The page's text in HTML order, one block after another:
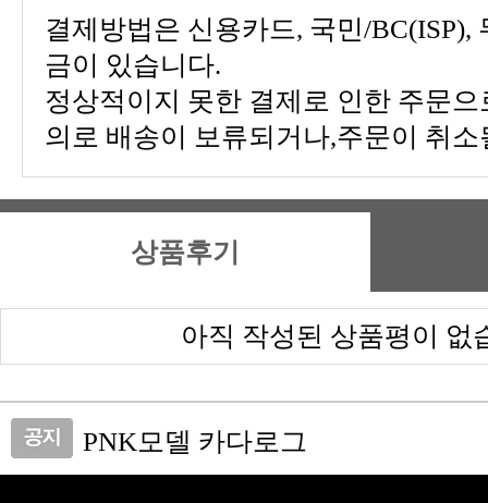
금이 있습니다.
의로 배송이 보류되거나,주문이 취
상품후기
아직 작성된 상품평이 없
PNK모델 카다로그
피앤케이하이테크 쇼핑몰 오픈!!